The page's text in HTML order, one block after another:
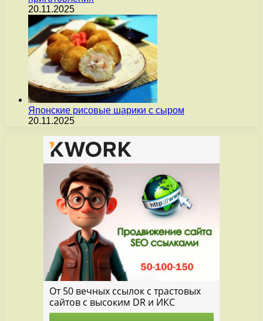
20.11.2025
Японские рисовые шарики с сыром
20.11.2025